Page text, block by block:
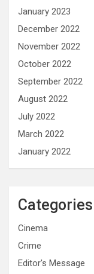
January 2023
December 2022
November 2022
October 2022
September 2022
August 2022
July 2022
March 2022
January 2022
Categories
Cinema
Crime
Editor's Message